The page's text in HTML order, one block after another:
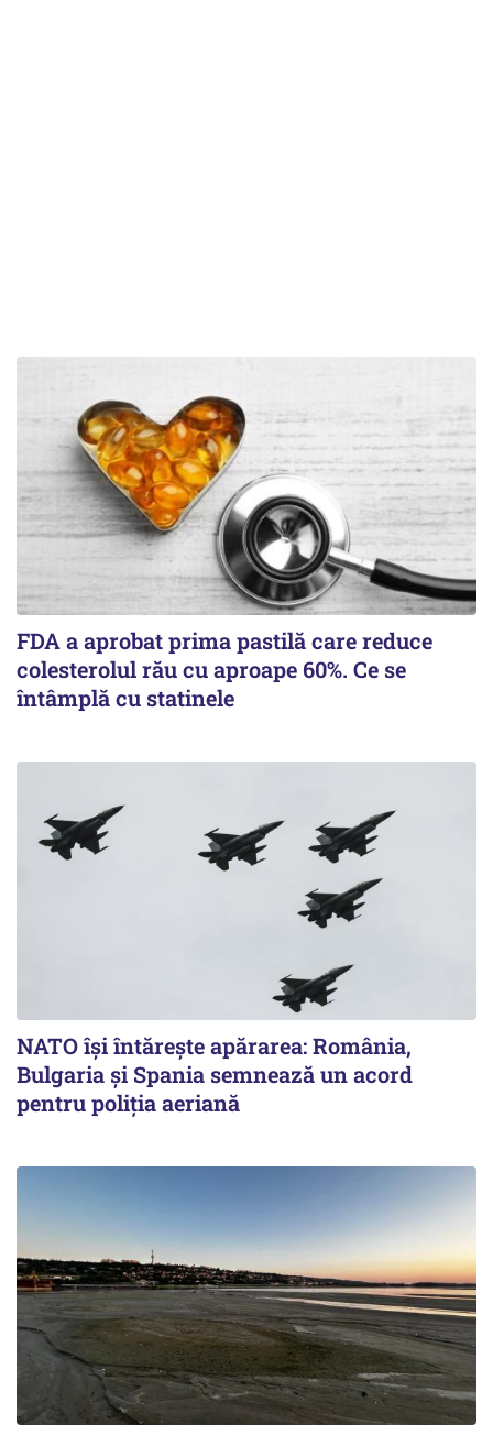
FDA a aprobat prima pastilă care reduce
colesterolul rău cu aproape 60%. Ce se
întâmplă cu statinele
NATO își întărește apărarea: România,
Bulgaria și Spania semnează un acord
pentru poliția aeriană